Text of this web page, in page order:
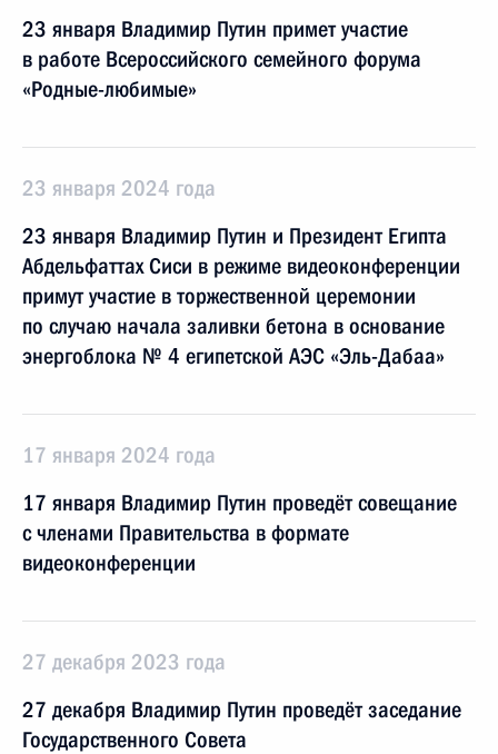
23 января Владимир Путин примет участие
в работе Всероссийского семейного форума
«Родные-любимые»
23 января 2024 года
23 января Владимир Путин и Президент Египта
Абдельфаттах Сиси в режиме видеоконференции
примут участие в торжественной церемонии
по случаю начала заливки бетона в основание
энергоблока № 4 египетской АЭС «Эль-Дабаа»
17 января 2024 года
17 января Владимир Путин проведёт совещание
с членами Правительства в формате
видеоконференции
27 декабря 2023 года
27 декабря Владимир Путин проведёт заседание
Государственного Совета